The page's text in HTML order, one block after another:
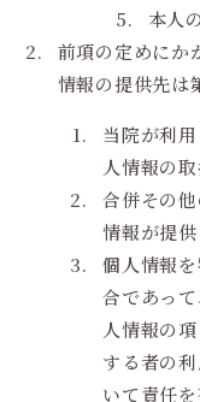
本人
前項の定めにか
情報の提供先は
当院が利
人情報の
合併その
情報が提
個人情報
合であっ
人情報の
する者の
いて責任